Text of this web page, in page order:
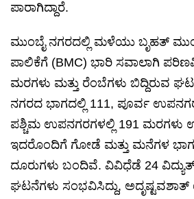
ಪಾರಾಗಿದ್ದಾರೆ.
ಮುಂಬೈ ನಗರದಲ್ಲಿ ಮಳೆಯು ಬೃಹತ್
ಪಾಲಿಕೆಗೆ (BMC) ಭಾರಿ ಸವಾಲಾಗಿ
ಮರಗಳು ಮತ್ತು ರೆಂಬೆಗಳು ಬಿದ್ದಿರುವ
ನಗರದ ಭಾಗದಲ್ಲಿ 111, ಪೂರ್ವ
ಪಶ್ಚಿಮ ಉಪನಗರಗಳಲ್ಲಿ 191 ಮರಗಳು
ಇದರೊಂದಿಗೆ ಗೋಡೆ ಮತ್ತು ಮನೆಗಳ
ದೂರುಗಳು ಬಂದಿವೆ. ವಿವಿಧೆಡೆ 24
ಘಟನೆಗಳು ಸಂಭವಿಸಿದ್ದು,